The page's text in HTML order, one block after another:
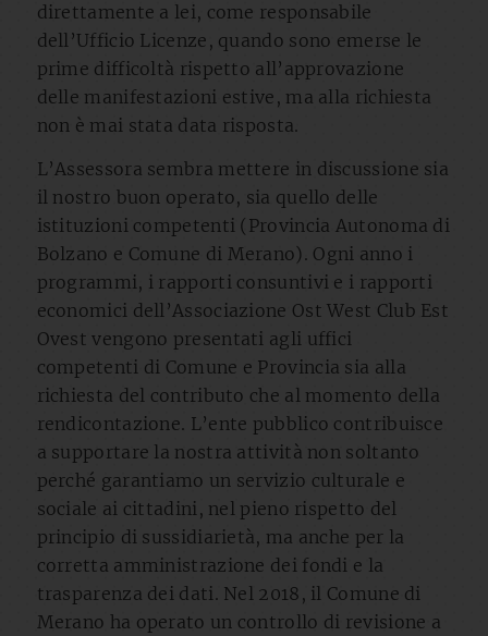
direttamente a lei, come responsabile
dell’Ufficio Licenze, quando sono emerse le
prime difficoltà rispetto all’approvazione
delle manifestazioni estive, ma alla richiesta
non è mai stata data risposta.
L’Assessora sembra mettere in discussione sia
il nostro buon operato, sia quello delle
istituzioni competenti (Provincia Autonoma di
Bolzano e Comune di Merano). Ogni anno i
programmi, i rapporti consuntivi e i rapporti
economici dell’Associazione Ost West Club Est
Ovest vengono presentati agli uffici
competenti di Comune e Provincia sia alla
richiesta del contributo che al momento della
rendicontazione. L’ente pubblico contribuisce
a supportare la nostra attività non soltanto
perché garantiamo un servizio culturale e
sociale ai cittadini, nel pieno rispetto del
principio di sussidiarietà, ma anche per la
corretta amministrazione dei fondi e la
trasparenza dei dati. Nel 2018, il Comune di
Merano ha operato un controllo di revisione a